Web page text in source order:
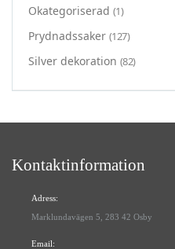
Okategoriserad (1)
Prydnadssaker (127)
Silver dekoration (82)
Kontaktinformation
Adress:
Marklundavägen 5, 283 42 Osby
Email: